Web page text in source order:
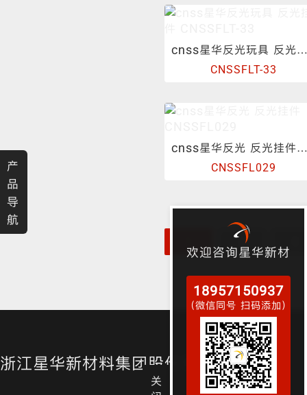
渐变反光面料
彩色反光布
cnss星华反光玩具 反光挂件 CNSSFLT-33
CNSSFLT-33
cnss星华反光 反光挂件CNSSFL029
CNSSFL029
浙江星华新材料集团股份有限公司
产
品
导
航
关
欢迎咨询星华新材
18957150937
（微信同号 扫码添加）